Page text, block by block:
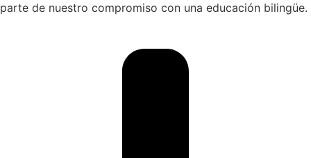
parte de nuestro compromiso con una educación bilingüe.